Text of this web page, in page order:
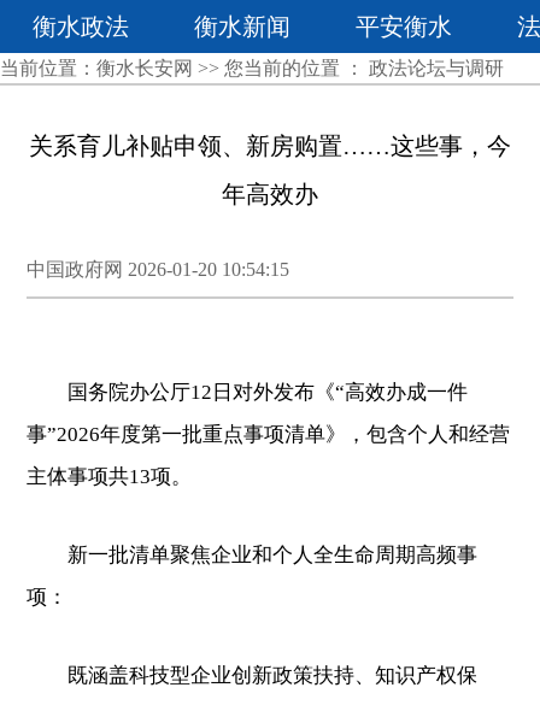
衡水政法 衡水新闻 平安衡水
当前位置： 衡水长安网 >> 您当前的位置 ： 政法论坛与调研
关系育儿补贴申领、新房购置……这些事，今
年高效办
中国政府网 2026-01-20 10:54:15
国务院办公厅12日对外发布《“高效办成一件
事”2026年度第一批重点事项清单》，包含个人和经营
主体事项共13项。
新一批清单聚焦企业和个人全生命周期高频事
项：
既涵盖科技型企业创新政策扶持、知识产权保